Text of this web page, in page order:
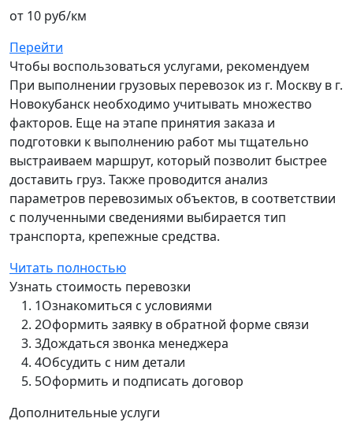
от 10 руб/км
Перейти
Чтобы воспользоваться услугами, рекомендуем
При выполнении грузовых перевозок из г. Москву в г.
Новокубанск необходимо учитывать множество
факторов. Еще на этапе принятия заказа и
подготовки к выполнению работ мы тщательно
выстраиваем маршрут, который позволит быстрее
доставить груз. Также проводится анализ
параметров перевозимых объектов, в соответствии
с полученными сведениями выбирается тип
транспорта, крепежные средства.
Читать полностью
Узнать стоимость перевозки
1Ознакомиться с условиями
2Оформить заявку в обратной форме связи
3Дождаться звонка менеджера
4Обсудить с ним детали
5Оформить и подписать договор
Дополнительные услуги